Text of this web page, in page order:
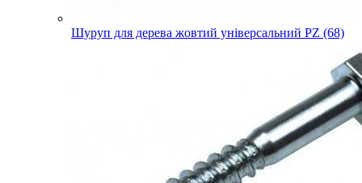
Шуруп для дерева жовтий універсальний PZ (68)